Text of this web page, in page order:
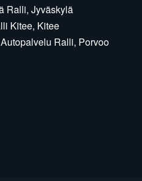
Ralli, Jyväskylä
Kitee, Kitee
Ralli, Porvoo